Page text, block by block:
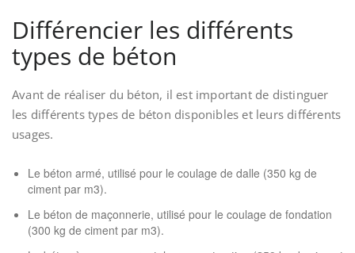
Différencier les différents
types de béton
Avant de réaliser du béton, il est important de distinguer
les différents types de béton disponibles et leurs différents
usages.
Le béton armé, utilisé pour le coulage de dalle (350 kg de
ciment par m3).
Le béton de maçonnerie, utilisé pour le coulage de fondation
(300 kg de ciment par m3).